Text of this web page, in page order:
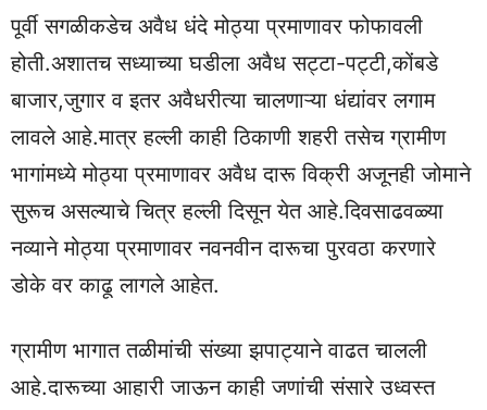
पूर्वी सगळीकडेच अवैध धंदे मोठ्या प्रमाणावर फोफावली
होती.अशातच सध्याच्या घडीला अवैध सट्टा-पट्टी,कोंबडे
बाजार,जुगार व इतर अवैधरीत्या चालणाऱ्या धंद्यांवर लगाम
लावले आहे.मात्र हल्ली काही ठिकाणी शहरी तसेच ग्रामीण
भागांमध्ये मोठ्या प्रमाणावर अवैध दारू विक्री अजूनही जोमाने
सुरूच असल्याचे चित्र हल्ली दिसून येत आहे.दिवसाढवळ्या
नव्याने मोठ्या प्रमाणावर नवनवीन दारूचा पुरवठा करणारे
डोके वर काढू लागले आहेत.
ग्रामीण भागात तळीमांची संख्या झपाट्याने वाढत चालली
आहे.दारूच्या आहारी जाऊन काही जणांची संसारे उध्वस्त